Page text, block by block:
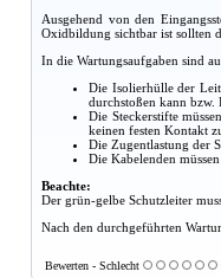
Ausgehend von den
Oxidbildung sichtbar ist sollten
In die Wartungsaufgaben sind
Die Isolierhülle der
durchstoßen kann bzw.
Die Steckerstifte
keinen festen Kontakt
Die Zugentlastung der
Die Kabelenden
Beachte:
Der grün-gelbe Schutzleiter
Nach den durchgeführten
Bewerten - Schlecht